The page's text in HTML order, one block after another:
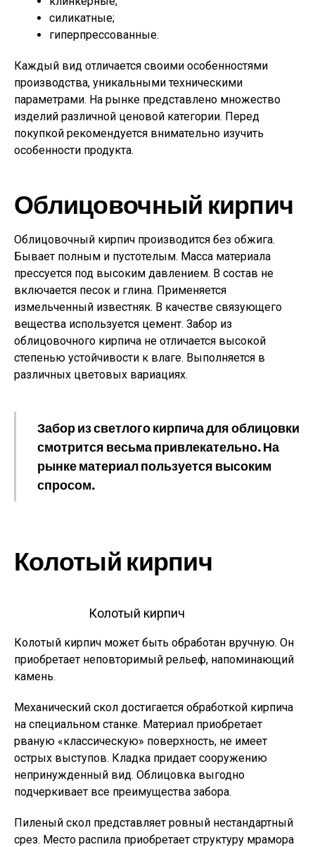
силикатные;
гиперпрессованные.
Каждый вид отличается своими особенностями
производства, уникальными техническими
параметрами. На рынке представлено множество
изделий различной ценовой категории. Перед
покупкой рекомендуется внимательно изучить
особенности продукта.
Облицовочный кирпич
Облицовочный кирпич производится без обжига.
Бывает полным и пустотелым. Масса материала
прессуется под высоким давлением. В состав не
включается песок и глина. Применяется
измельченный известняк. В качестве связующего
вещества используется цемент. Забор из
облицовочного кирпича не отличается высокой
степенью устойчивости к влаге. Выполняется в
различных цветовых вариациях.
Забор из светлого кирпича для облицовки
смотрится весьма привлекательно. На
рынке материал пользуется высоким
спросом.
Колотый кирпич
Колотый кирпич
Колотый кирпич может быть обработан вручную. Он
приобретает неповторимый рельеф, напоминающий
камень.
Механический скол достигается обработкой кирпича
на специальном станке. Материал приобретает
рваную «классическую» поверхность, не имеет
острых выступов. Кладка придает сооружению
непринужденный вид. Облицовка выгодно
подчеркивает все преимущества забора.
Пиленый скол представляет ровный нестандартный
срез. Место распила приобретает структуру мрамора